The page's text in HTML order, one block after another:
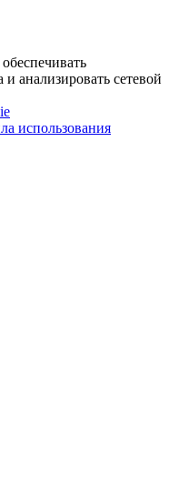
анализировать сетевой
использования